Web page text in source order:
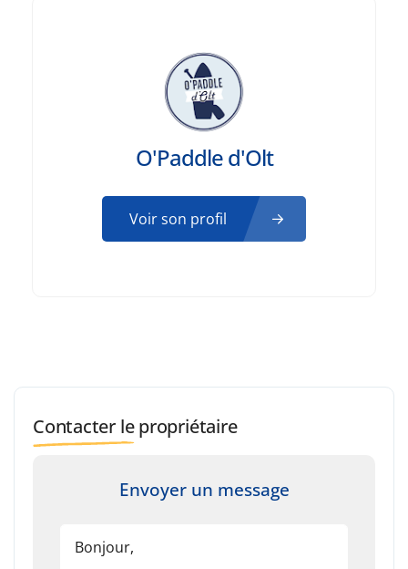
O'Paddle d'Olt
Voir son profil
Contacter le propriétaire
Envoyer un message